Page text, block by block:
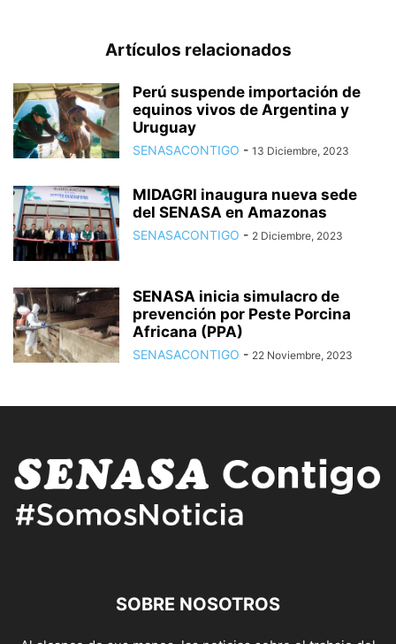
Artículos relacionados
Perú suspende importación de
equinos vivos de Argentina y
Uruguay
SENASACONTIGO - 13 Diciembre, 2023
MIDAGRI inaugura nueva sede
del SENASA en Amazonas
SENASACONTIGO - 2 Diciembre, 2023
SENASA inicia simulacro de
prevención por Peste Porcina
Africana (PPA)
SENASACONTIGO - 22 Noviembre, 2023
SOBRE NOSOTROS